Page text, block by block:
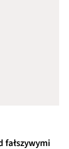
fałszywymi